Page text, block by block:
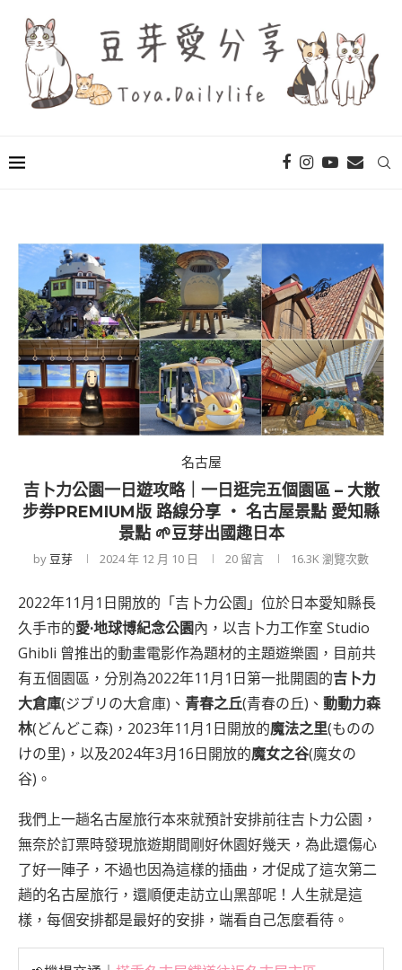
名古屋
吉卜力公園一日遊攻略｜一日逛完五個園區 – 大散
步券PREMIUM版 路線分享 ‧ 名古屋景點 愛知縣
景點 🌱豆芽出國趣日本
by 豆芽 2024 年 12 月 10 日 20 留言 16.3K瀏覽次數
2022年11月1日開放的「吉卜力公園」位於日本愛知縣長
久手市的愛·地球博紀念公園內，以吉卜力工作室 Studio
Ghibli 曾推出的動畫電影作為題材的主題遊樂園，目前共
有五個園區，分別為2022年11月1日第一批開園的吉卜力
大倉庫(ジブリの大倉庫)、 青春之丘(青春の丘)、 動動力森
林(どんどこ森)，2023年11月1日開放的魔法之里(ものの
けの里)，以及2024年3月16日開放的魔女之谷(魔女の
谷)。
我們上一趟名古屋旅行本來就預計安排前往吉卜力公園，
無奈於訂票時發現旅遊期間剛好休園好幾天，為此還傷心
了好一陣子，不過也因為這樣的插曲，才促成了這次第二
趟的名古屋旅行，還順便走訪立山黑部呢！人生就是這
樣，每個安排都是最好的安排，端看自己怎麼看待。